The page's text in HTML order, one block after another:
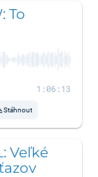
To
1:06:13
Stáhnout
Veľké